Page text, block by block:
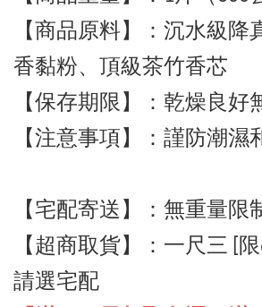
【商品原料】：沉水級降
香黏粉、頂級茶竹香芯
【保存期限】：乾燥良好
【注意事項】：謹防潮濕
【宅配寄送】 ： 無重量限
【超商取貨】
：一尺三 [
請選宅配